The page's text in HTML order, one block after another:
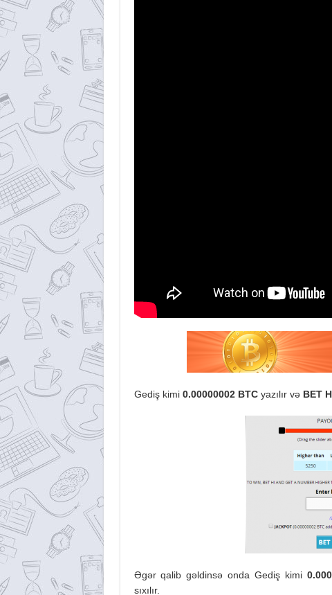
Gediş kimi 0.00000002 BTCyazılır və BET
Əgər qalib gəldinsə onda Gediş kimi
sıxılır.